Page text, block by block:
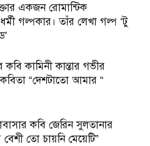
একজন রোমান্টিক
গল্পকার। তাঁর লেখা গল্প ‘টু
কবি কামিনী কান্তার গভীর
কবিতা “দেশটাতো আমার “
কবি জেরিন সুলতানার
তো চায়নি মেয়েটি”